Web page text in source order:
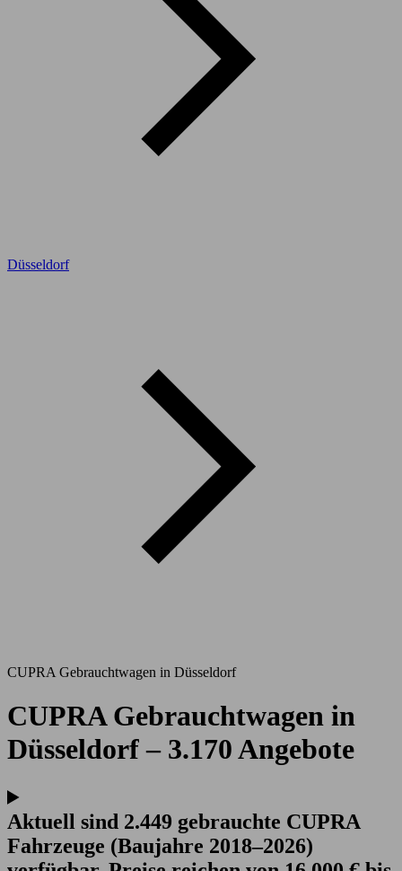
Düsseldorf
CUPRA Gebrauchtwagen in Düsseldorf
CUPRA Gebrauchtwagen in
Düsseldorf – 3.170 Angebote
Aktuell sind 2.449 gebrauchte CUPRA
Fahrzeuge (Baujahre 2018–2026)